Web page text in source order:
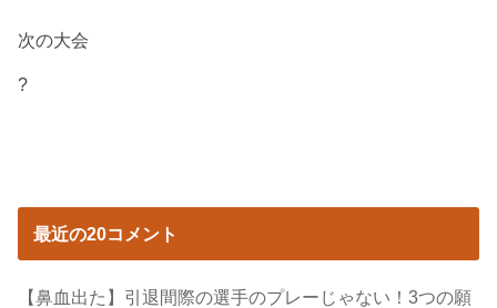
次の大会
?
最近の20コメント
【鼻血出た】引退間際の選手のプレーじゃない！3つの願